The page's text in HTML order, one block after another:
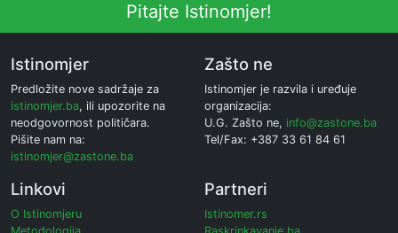
Pitajte Istinomjer!
Istinomjer
Predložite nove sadržaje za
istinomjer.ba, ili upozorite na
neodgovornost političara.
Pišite nam na:
istinomjer@zastone.ba
Zašto ne
Istinomjer je razvila i uređuje
organizacija:
U.G. Zašto ne, info@zastone.ba
Tel/Fax: +387 33 61 84 61
Linkovi
O Istinomjeru
Partneri
Istinomer.rs